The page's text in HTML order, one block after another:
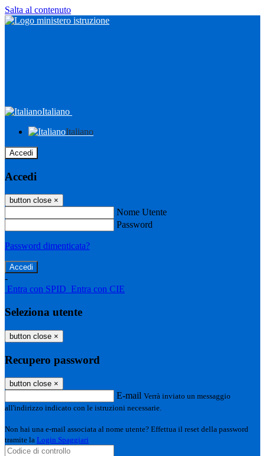
Salta al contenuto
Italiano
Italiano
Accedi
Accedi
button close ×
Nome Utente
Password
Password dimenticata?
-
Entra con SPID Entra con CIE
Seleziona utente
button close ×
Recupero password
button close ×
E-mail Verrà inviato un messaggio
all'indirizzo indicato con le istruzioni necessarie.
Non hai una e-mail associata al nome utente? Effettua il reset della password
tramite la Login Spaggiari